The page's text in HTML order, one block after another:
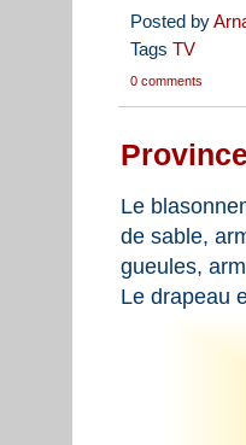
Posted by
Tags TV
0 comments
Le
de sable,
gueules,
Le drapeau